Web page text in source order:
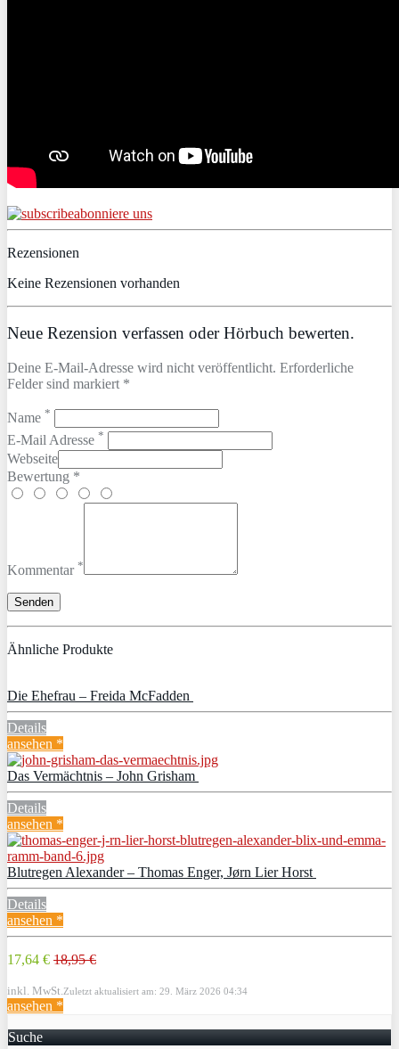
abonniere uns
Rezensionen
Keine Rezensionen vorhanden
Neue Rezension verfassen oder Hörbuch bewerten.
Deine E-Mail-Adresse wird nicht veröffentlicht. Erforderliche
Felder sind markiert *
Name *
E-Mail Adresse *
Webseite
Bewertung *
Kommentar *
Ähnliche Produkte
Die Ehefrau – Freida McFadden
Details
ansehen *
Das Vermächtnis – John Grisham
Details
ansehen *
Blutregen Alexander – Thomas Enger, Jørn Lier Horst
Details
ansehen *
17,64 € 18,95 €
inkl. MwSt. Zuletzt aktualisiert am: 29. März 2026 04:34
ansehen *
Suche